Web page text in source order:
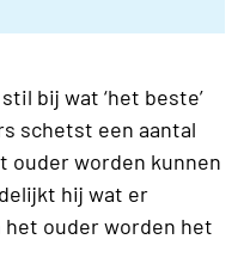
bij wat ‘het beste’
schetst een aantal
ouder worden kunnen
hij wat er
het ouder worden het